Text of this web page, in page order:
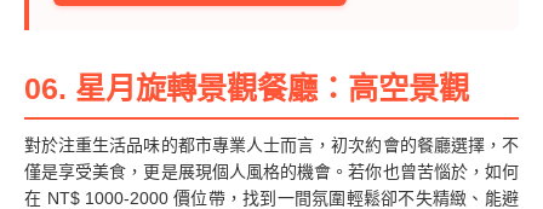
06. 星月旋轉景觀餐廳：高空景觀
對於注重生活品味的都市專業人士而言，初次約會的餐廳選擇，不
僅是享受美食，更是展現個人風格的機會。若你也曾苦惱於，如何
在 NT$ 1000-2000 價位帶，找到一間氛圍輕鬆卻不失精緻、能避